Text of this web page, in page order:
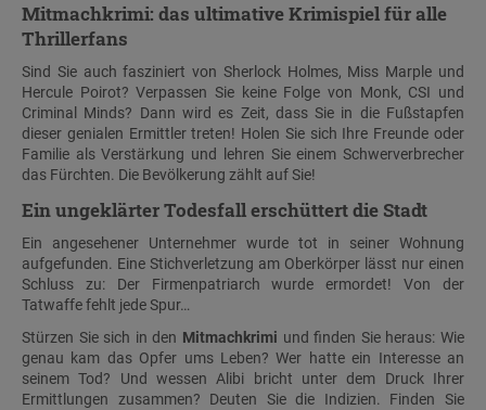
Mitmachkrimi: das ultimative Krimispiel für alle
Thrillerfans
Sind Sie auch fasziniert von Sherlock Holmes, Miss Marple und
Hercule Poirot? Verpassen Sie keine Folge von Monk, CSI und
Criminal Minds? Dann wird es Zeit, dass Sie in die Fußstapfen
dieser genialen Ermittler treten! Holen Sie sich Ihre Freunde oder
Familie als Verstärkung und lehren Sie einem Schwerverbrecher
das Fürchten. Die Bevölkerung zählt auf Sie!
Ein ungeklärter Todesfall erschüttert die Stadt
Ein angesehener Unternehmer wurde tot in seiner Wohnung
aufgefunden. Eine Stichverletzung am Oberkörper lässt nur einen
Schluss zu: Der Firmenpatriarch wurde ermordet! Von der
Tatwaffe fehlt jede Spur…
Stürzen Sie sich in den Mitmachkrimi und finden Sie heraus: Wie
genau kam das Opfer ums Leben? Wer hatte ein Interesse an
seinem Tod? Und wessen Alibi bricht unter dem Druck Ihrer
Ermittlungen zusammen? Deuten Sie die Indizien. Finden Sie